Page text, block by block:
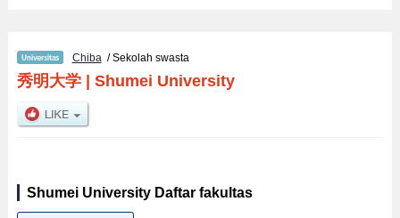
Chiba / Sekolah swasta
秀明大学| Shumei University
Shumei University Daftar fakultas